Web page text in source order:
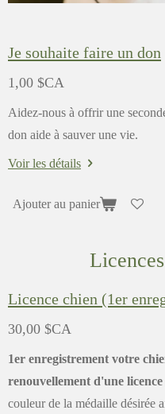
Je souhaite faire un don
1,00 $CA
Aidez-nous à offrir une
don aide à sauver une vie.
Voir les détails
Ajouter au panier
Licence chien (1er
30,00 $CA
1er enregistrement votre
renouvellement d'une
couleur de la médaille désirée